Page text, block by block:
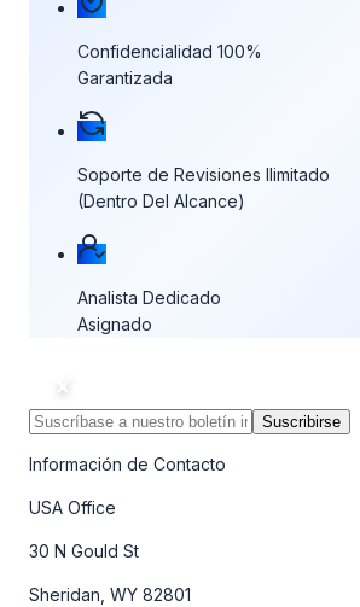
Confidencialidad 100%
Garantizada
Soporte de Revisiones Ilimitado
(Dentro Del Alcance)
Analista Dedicado
Asignado
Suscribirse
Información de Contacto
USA Office
30 N Gould St
Sheridan, WY 82801